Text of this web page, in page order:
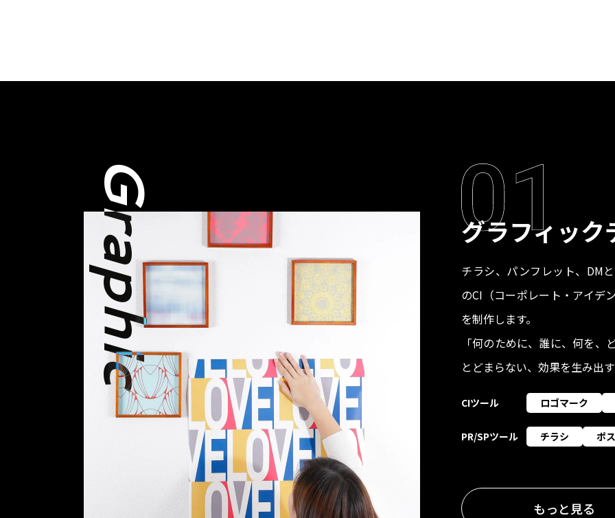
Graphic グラフィック
チラシ、パンフレット、DM
のCI（コーポレート・アイデ
を制作します。
「何のために、誰に、何を
とどまらない、効果を生み出
CIツール ロゴマーク
PR/SPツール チラシ ポ
もっと見る